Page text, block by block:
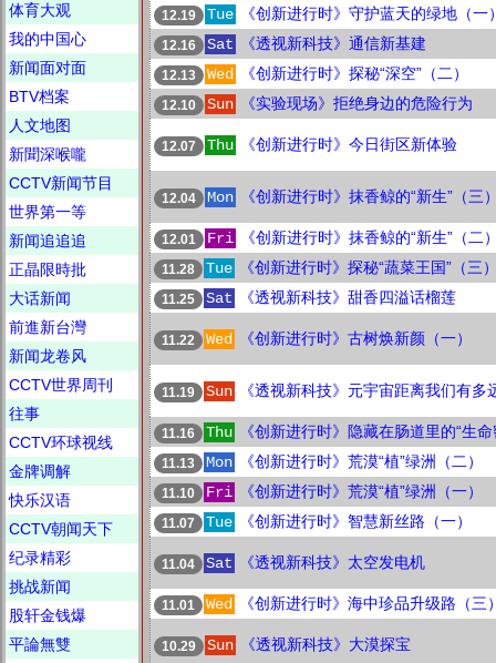
体育大观
我的中国心
新闻面对面
BTV档案
人文地图
新聞深喉嚨
CCTV新闻节目
世界第一等
新闻追追追
正晶限時批
大话新闻
前進新台灣
新闻龙卷风
CCTV世界周刊
往事
CCTV环球视线
金牌调解
快乐汉语
CCTV朝闻天下
纪录精彩
挑战新闻
股轩金钱爆
平論無雙
12.19 Tue 《创新进行时》守护蓝天的绿地（一
12.16 Sat 《透视新科技》通信新基建
12.13 Wed 《创新进行时》探秘“深空”（二）
12.10 Sun 《实验现场》拒绝身边的危险行为
12.07 Thu 《创新进行时》今日街区新体验
12.04 Mon 《创新进行时》抹香鲸的“新生”（三
12.01 Fri 《创新进行时》抹香鲸的“新生”（二
11.28 Tue 《创新进行时》探秘“蔬菜王国”（三
11.25 Sat 《透视新科技》甜香四溢话榴莲
11.22 Wed 《创新进行时》古树焕新颜（一）
11.19 Sun 《透视新科技》元宇宙距离我们有多
11.16 Thu 《创新进行时》隐藏在肠道里的“生
11.13 Mon 《创新进行时》荒漠“植”绿洲（二）
11.10 Fri 《创新进行时》荒漠“植”绿洲（一）
11.07 Tue 《创新进行时》智慧新丝路（一）
11.04 Sat 《透视新科技》太空发电机
11.01 Wed 《创新进行时》海中珍品升级路（三
10.29 Sun 《透视新科技》大漠探宝